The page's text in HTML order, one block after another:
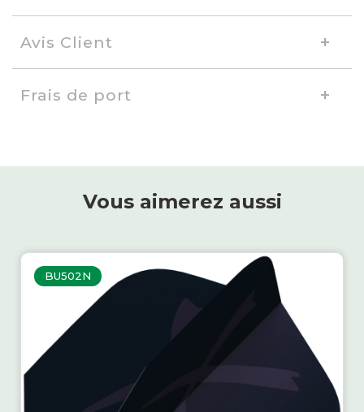
Avis Client
Frais de port
Vous aimerez aussi
BU502N